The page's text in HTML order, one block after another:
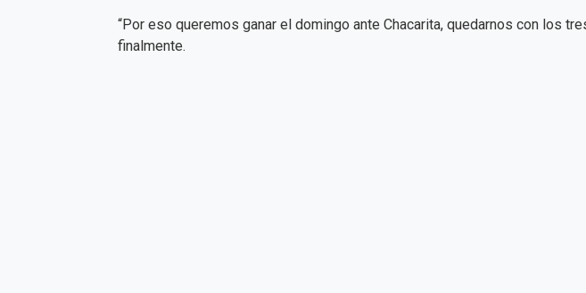
“Por eso queremos ganar el domingo ante Chacarita, quedarnos con los
finalmente.